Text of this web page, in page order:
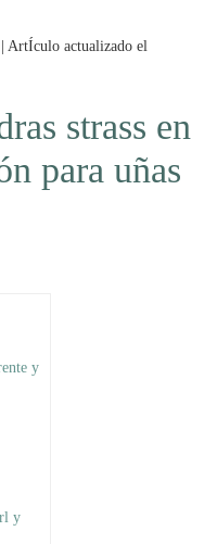
ArtÍculo actualizado el
strass en
para uñas
y
y